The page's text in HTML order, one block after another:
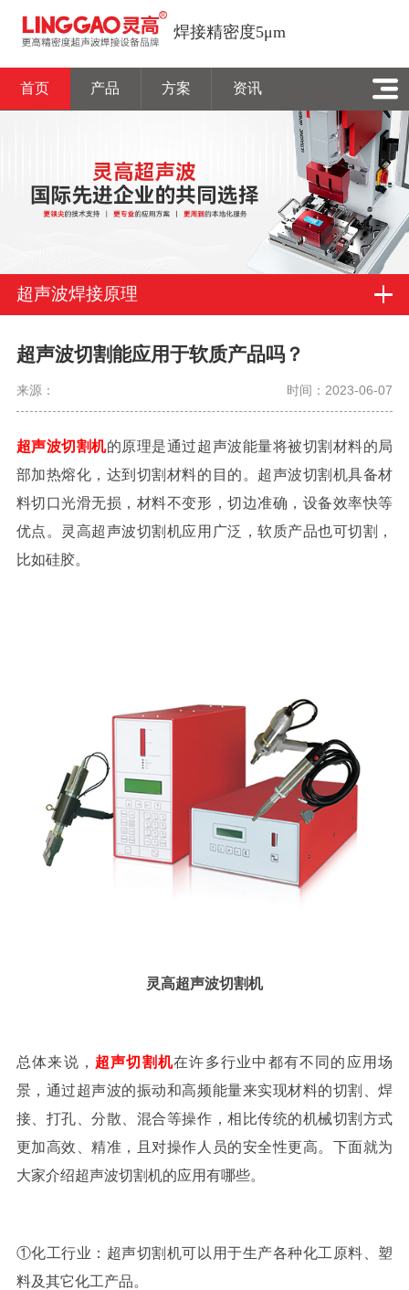
焊接精密度5μm
首页 产品 方案 资讯
超声波焊接原理
超声波切割能应用于软质产品吗？
来源： 时间：2023-06-07
超声波切割机的原理是通过超声波能量将被切割材料的局
部加热熔化，达到切割材料的目的。超声波切割机具备材
料切口光滑无损，材料不变形，切边准确，设备效率快等
优点。灵高超声波切割机应用广泛，软质产品也可切割，
比如硅胶。
灵高超声波切割机
总体来说， 超声切割机在许多行业中都有不同的应用场
景，通过超声波的振动和高频能量来实现材料的切割、焊
接、打孔、分散、混合等操作，相比传统的机械切割方式
更加高效、精准，且对操作人员的安全性更高。下面就为
大家介绍超声波切割机的应用有哪些。
①化工行业：超声切割机可以用于生产各种化工原料、塑
料及其它化工产品。